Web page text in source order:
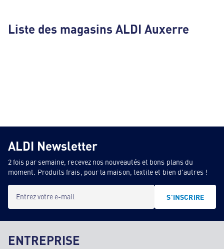
Liste des magasins ALDI Auxerre
ALDI Newsletter
2 fois par semaine, recevez nos nouveautés et bons plans du
moment. Produits frais, pour la maison, textile et bien d'autres !
Entrez votre e-mail S'INSCRIRE
ENTREPRISE